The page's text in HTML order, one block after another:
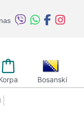
Bosanski